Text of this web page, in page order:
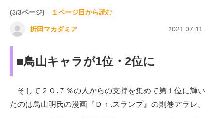
(3/3ページ) １ページ目から読む
折田マカダミア 2021.07.11
■鳥山キャラが1位・2位に
そして２０.７％の人からの支持を集めて第１位に輝い
たのは鳥山明氏の漫画『Ｄｒ.スランプ』の則巻アラレ。